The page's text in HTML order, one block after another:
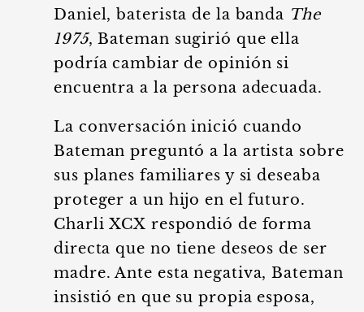
Daniel, baterista de la banda The
1975, Bateman sugirió que ella
podría cambiar de opinión si
encuentra a la persona adecuada.
La conversación inició cuando
Bateman preguntó a la artista sobre
sus planes familiares y si deseaba
proteger a un hijo en el futuro.
Charli XCX respondió de forma
directa que no tiene deseos de ser
madre. Ante esta negativa, Bateman
insistió en que su propia esposa,